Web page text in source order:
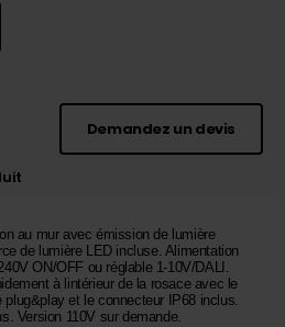
Demandez un devis
au mur avec émission de lumière
de lumière LED incluse. Alimentation
ON/OFF ou réglable 1-10V/DALI.
à lintérieur de la rosace avec le
plug&play et le connecteur IP68 inclus.
Version 110V sur demande.